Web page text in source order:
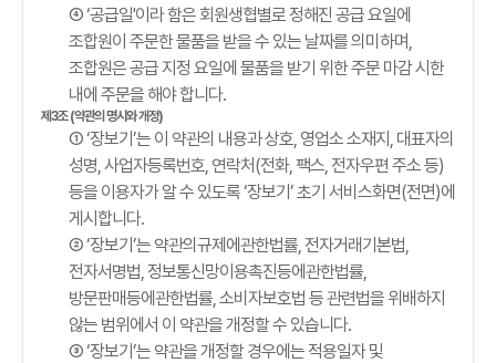
④ ‘공급일'이라 함은 회원생협별로 정해진 공급 요일에
조합원이 주문한 물품을 받을 수 있는 날짜를 의미하며,
조합원은 공급 지정 요일에 물품을 받기 위한 주문 마감 시한
내에 주문을 해야 합니다.
제3조 (약관의 명시와 개정)
① ‘장보기’는 이 약관의 내용과 상호, 영업소 소재지, 대표자의
성명, 사업자등록번호, 연락처(전화, 팩스, 전자우편 주소 등)
등을 이용자가 알 수 있도록 ‘장보기’ 초기 서비스화면(전면)에
게시합니다.
② ‘장보기’는 약관의규제에관한법률, 전자거래기본법,
전자서명법, 정보통신망이용촉진등에관한법률,
방문판매등에관한법률, 소비자보호법 등 관련법을 위배하지
않는 범위에서 이 약관을 개정할 수 있습니다.
③ ‘장보기’는 약관을 개정할 경우에는 적용일자 및